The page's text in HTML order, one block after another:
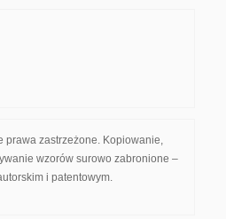
prawa zastrzeżone. Kopiowanie,
wzorów surowo zabronione –
i patentowym.